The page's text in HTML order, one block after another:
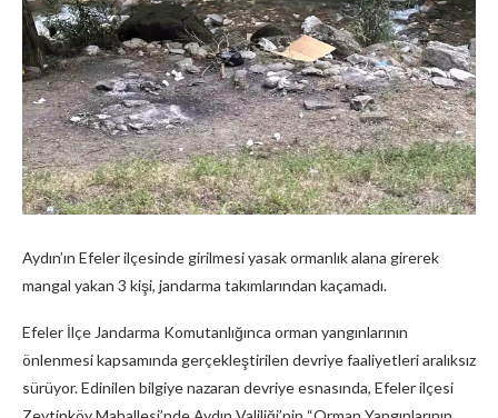
Aydın’ın Efeler ilçesinde girilmesi yasak ormanlık alana girerek
mangal yakan 3 kişi, jandarma takımlarından kaçamadı.
Efeler İlçe Jandarma Komutanlığınca orman yangınlarının
önlenmesi kapsamında gerçekleştirilen devriye faaliyetleri aralıksız
sürüyor. Edinilen bilgiye nazaran devriye esnasında, Efeler ilçesi